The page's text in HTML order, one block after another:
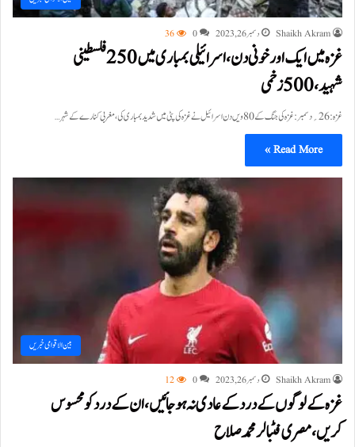
Shaikh Akram دسمبر 26, 2023 0
36
غزہ میں ایک اور خونی دن، اسرائیلی بمباری میں 250فلسطینی
شہید، 500زخمی
غزہ:26؍دسمبر:غزہ کی جنگ کے 80 ویں دن اسرائیل نے غزہ کی پٹی میں شدید بمباری کی، مغربی کنارے کے شہر…
Read More »
بین الاقوامی خبریں
Shaikh Akram دسمبر 26, 2023 0
12
غزہ کے لوگوں کے درد کے عادی نہ ہوجائیں،ان کے درد کو محسوس
کریں،مصری فٹبالر محمد صلاح